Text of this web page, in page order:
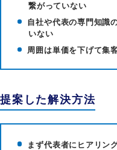
繋がっていない
自社や代表の専門知識
いない
周囲は単価を下げて集
提案した解決方法
まず代表者にヒアリン